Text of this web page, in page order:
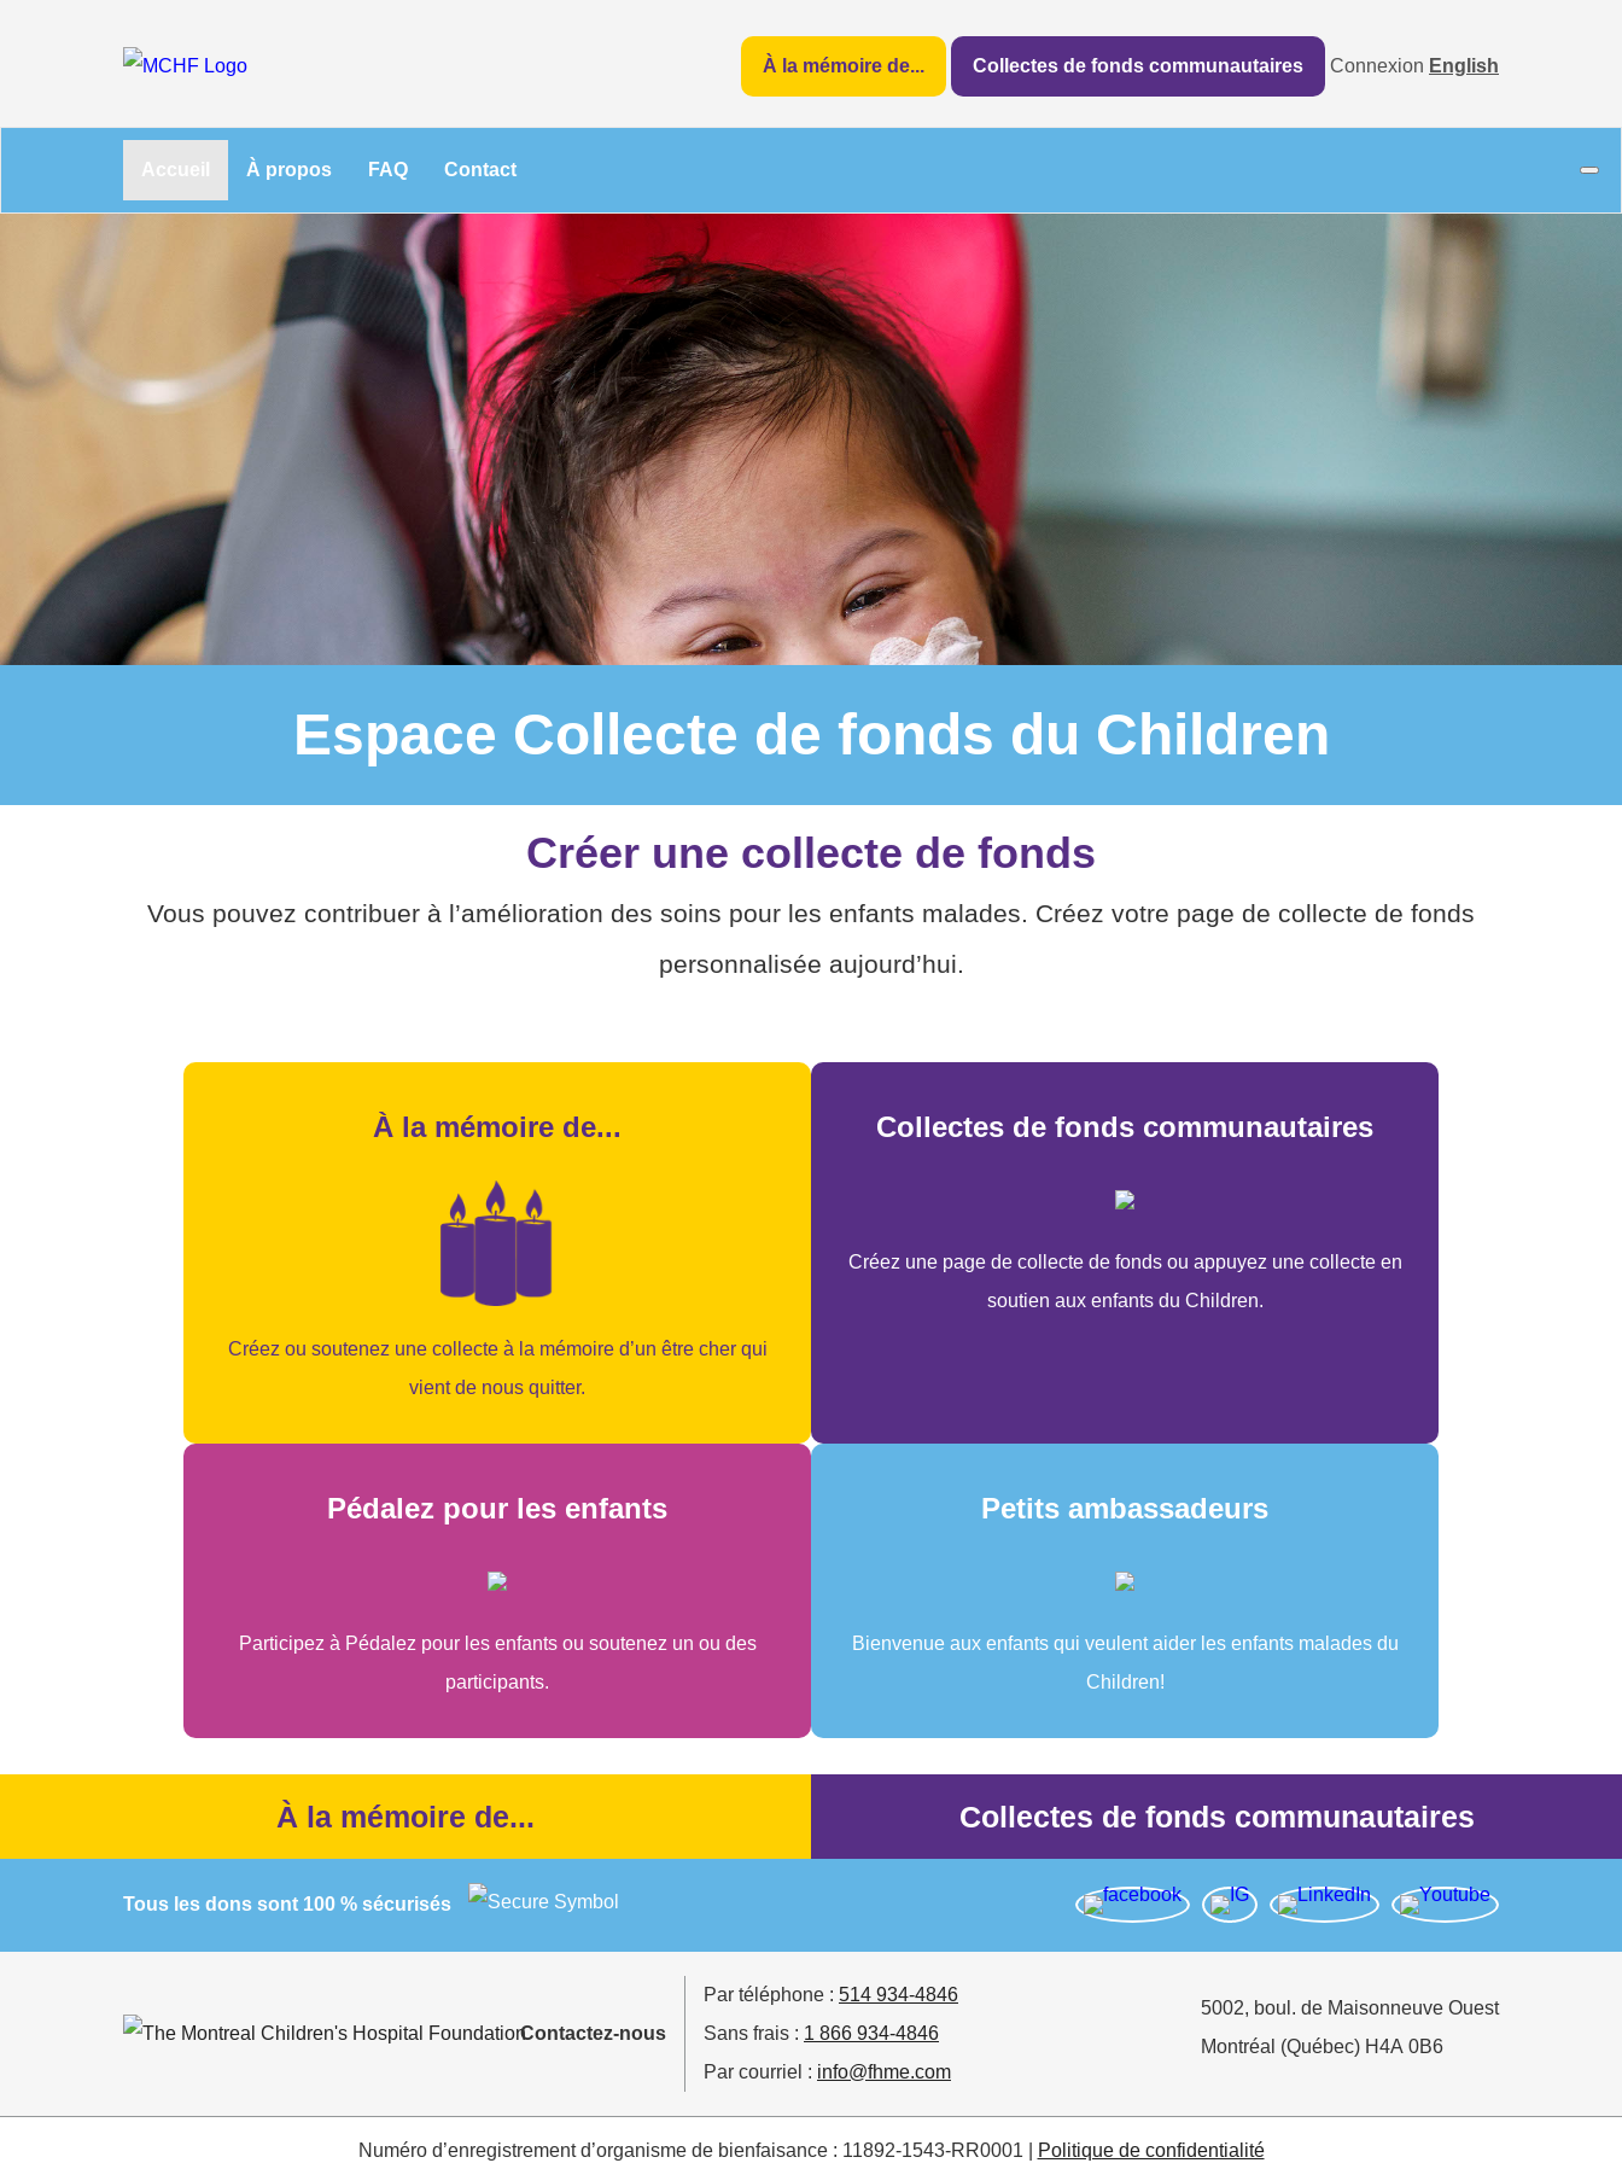
À la mémoire de... Collectes de fonds communautaires Connexion English
Accueil À propos FAQ Contact
Espace Collecte de fonds du Children
Créer une collecte de fonds
Vous pouvez contribuer à l’amélioration des soins pour les enfants malades. Créez votre page de collecte de fonds
personnalisée aujourd’hui.
À la mémoire de...
Créez ou soutenez une collecte à la mémoire d’un être cher qui
vient de nous quitter.
Collectes de fonds communautaires
Créez une page de collecte de fonds ou appuyez une collecte en
soutien aux enfants du Children.
Pédalez pour les enfants
Participez à Pédalez pour les enfants ou soutenez un ou des
participants.
Petits ambassadeurs
Bienvenue aux enfants qui veulent aider les enfants malades du
Children!
À la mémoire de... Collectes de fonds communautaires
Tous les dons sont 100 % sécurisés
Contactez-nous
Par téléphone : 514 934-4846
Sans frais : 1 866 934-4846
Par courriel : info@fhme.com
5002, boul. de Maisonneuve Ouest
Montréal (Québec) H4A 0B6
Numéro d’enregistrement d’organisme de bienfaisance : 11892-1543-RR0001 | Politique de confidentialité